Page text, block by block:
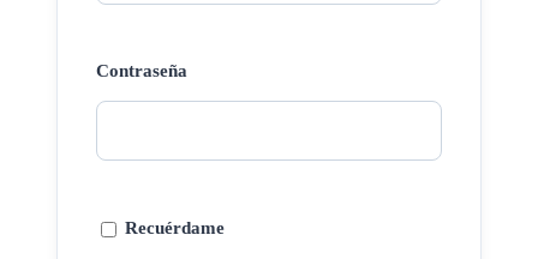
Contraseña
Recuérdame